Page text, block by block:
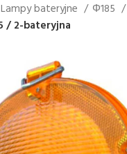
Lampy bateryjne
Φ185
/ 2-bateryjna